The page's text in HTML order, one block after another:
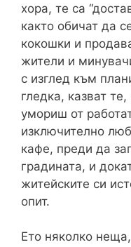
хора, те са
както обичат да
кокошки и
жители и
с изглед към
гледка, казват
умориш от
изключително
кафе, преди да
градината, и
житейските си
опит.
Ето няколко